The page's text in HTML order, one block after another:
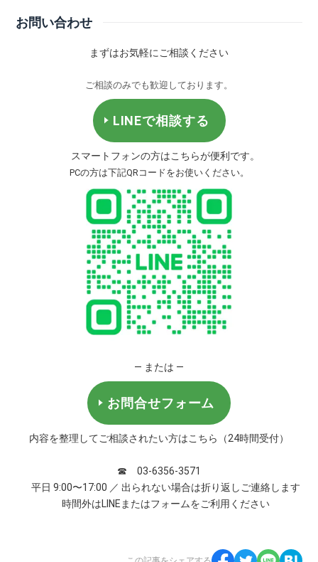
お問い合わせ
まずはお気軽にご相談ください
ご相談のみでも歓迎しております。
LINEで相談する
スマートフォンの方はこちらが便利です。
PCの方は下記QRコードをお使いください。
― または ―
お問合せフォーム
内容を整理してご相談されたい方はこちら（24時間受付）
☎ 03-6356-3571
平日 9:00〜17:00 ／ 出られない場合は折り返しご連絡します
時間外はLINEまたはフォームをご利用ください